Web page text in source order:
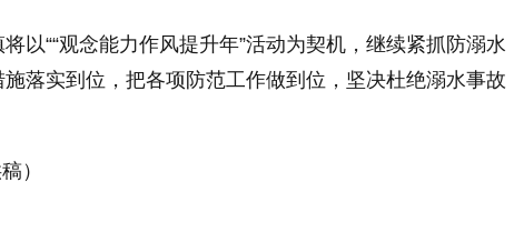
以““观念能力作风提升年”活动为契机，继续紧抓防溺水
落实到位，把各项防范工作做到位，坚决杜绝溺水事故
）